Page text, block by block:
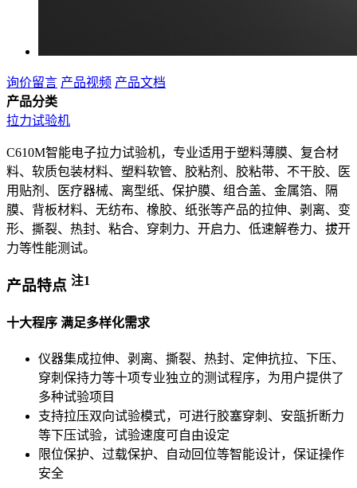
询价留言 产品视频 产品文档
产品分类
拉力试验机
C610M智能电子拉力试验机，专业适用于塑料薄膜、复合材
料、软质包装材料、塑料软管、胶粘剂、胶粘带、不干胶、医
用贴剂、医疗器械、离型纸、保护膜、组合盖、金属箔、隔
膜、背板材料、无纺布、橡胶、纸张等产品的拉伸、剥离、变
形、撕裂、热封、粘合、穿刺力、开启力、低速解卷力、拔开
力等性能测试。
产品特点 注1
十大程序 满足多样化需求
仪器集成拉伸、剥离、撕裂、热封、定伸抗拉、下压、
穿刺保持力等十项专业独立的测试程序，为用户提供了
多种试验项目
支持拉压双向试验模式，可进行胶塞穿刺、安瓿折断力
等下压试验，试验速度可自由设定
限位保护、过载保护、自动回位等智能设计，保证操作
安全